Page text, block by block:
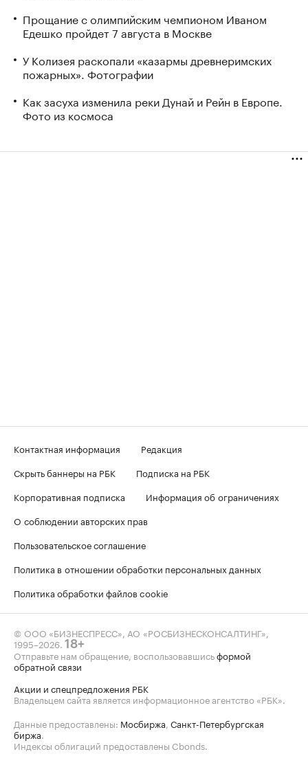
Прощание с олимпийским чемпионом Иваном
Едешко пройдет 7 августа в Москве
У Колизея раскопали «казармы древнеримских
пожарных». Фотографии
Как засуха изменила реки Дунай и Рейн в Европе.
Фото из космоса
Контактная информация
Редакция
Скрыть баннеры на РБК
Подписка на РБК
Корпоративная подписка
Информация об ограничениях
О соблюдении авторских прав
Пользовательское соглашение
Политика в отношении обработки персональных данных
Политика обработки файлов cookie
© ООО «БИЗНЕСПРЕСС», АО «РОСБИЗНЕСКОНСАЛТИНГ»,
1995–2026 18+
Отправьте нам обращение, воспользовавшисьформой
обратной связи
Акции и спецпредложения РБК
Владельцем сайта является информационное агентство «РБК».
Данные предоставлены: Мосбиржа Санкт-Петербургская
биржа
Индексы облигаций предоставлены Cbonds.